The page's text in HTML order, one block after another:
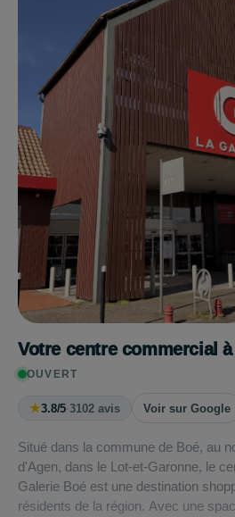
Votre centre commercial
OUVERT
★3.8/5·3102 avis Voir sur Google
Situé dans la commune de Boé, au
d'Agen, dans le Lot-et-Garonne, le
Galerie Boé est une destination
résidents de la région. Avec une